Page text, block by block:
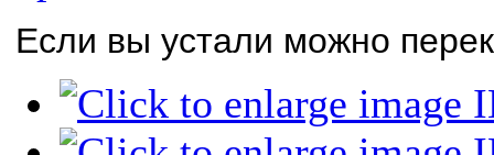
Если вы устали можно